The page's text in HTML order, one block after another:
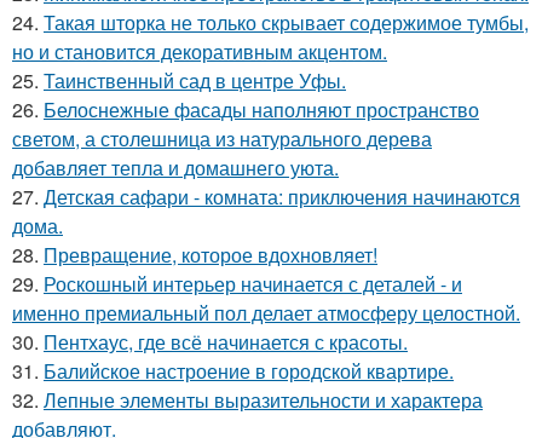
24. Такая шторка не только скрывает содержимое тумбы,
но и становится декоративным акцентом.
25. Таинственный сад в центре Уфы.
26. Белоснежные фасады наполняют пространство
светом, а столешница из натурального дерева
добавляет тепла и домашнего уюта.
27. Детская сафари - комната: приключения начинаются
дома.
28. Превращение, которое вдохновляет!
29. Роскошный интерьер начинается с деталей - и
именно премиальный пол делает атмосферу целостной.
30. Пентхаус, где всё начинается с красоты.
31. Балийское настроение в городской квартире.
32. Лепные элементы выразительности и характера
добавляют.